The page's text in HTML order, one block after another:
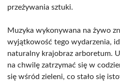
przeżywania sztuki.
Muzyka wykonywana na żywo
wyjątkowość tego wydarzenia,
naturalny krajobraz arboretum.
na chwilę zatrzymać się w
się wśród zieleni, co stało się